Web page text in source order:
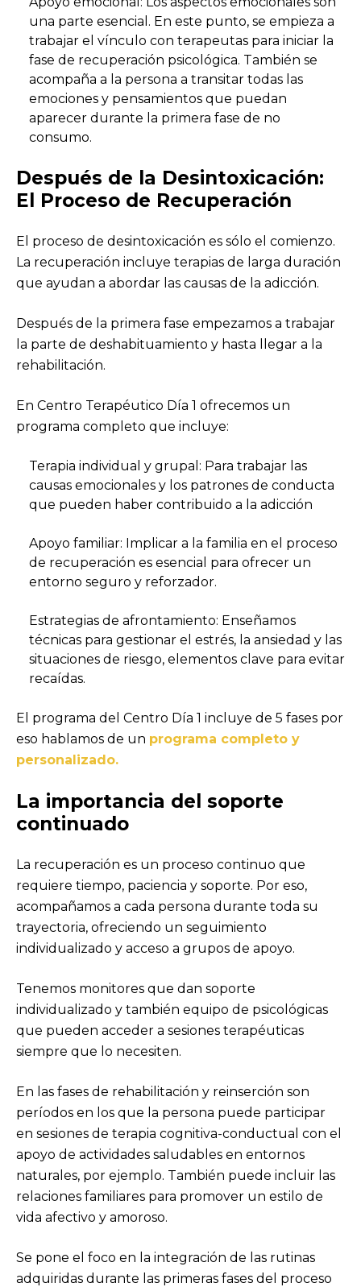
una parte esencial. En este punto, se empieza a
trabajar el vínculo con terapeutas para iniciar la
fase de recuperación psicológica. También se
acompaña a la persona a transitar todas las
emociones y pensamientos que puedan
aparecer durante la primera fase de no
consumo.
Después de la Desintoxicación:
El Proceso de Recuperación
El proceso de desintoxicación es sólo el comienzo.
La recuperación incluye terapias de larga duración
que ayudan a abordar las causas de la adicción.
Después de la primera fase empezamos a trabajar
la parte de deshabituamiento y hasta llegar a la
rehabilitación.
En Centro Terapéutico Día 1 ofrecemos un
programa completo que incluye:
Terapia individual y grupal: Para trabajar las
causas emocionales y los patrones de conducta
que pueden haber contribuido a la adicción
Apoyo familiar: Implicar a la familia en el proceso
de recuperación es esencial para ofrecer un
entorno seguro y reforzador.
Estrategias de afrontamiento: Enseñamos
técnicas para gestionar el estrés, la ansiedad y las
situaciones de riesgo, elementos clave para evitar
recaídas.
El programa del Centro Día 1 incluye de 5 fases por
eso hablamos de un programa completo y
personalizado.
La importancia del soporte
continuado
La recuperación es un proceso continuo que
requiere tiempo, paciencia y soporte. Por eso,
acompañamos a cada persona durante toda su
trayectoria, ofreciendo un seguimiento
individualizado y acceso a grupos de apoyo.
Tenemos monitores que dan soporte
individualizado y también equipo de psicológicas
que pueden acceder a sesiones terapéuticas
siempre que lo necesiten.
En las fases de rehabilitación y reinserción son
períodos en los que la persona puede participar
en sesiones de terapia cognitiva-conductual con el
apoyo de actividades saludables en entornos
naturales, por ejemplo. También puede incluir las
relaciones familiares para promover un estilo de
vida afectivo y amoroso.
Se pone el foco en la integración de las rutinas
adquiridas durante las primeras fases del proceso